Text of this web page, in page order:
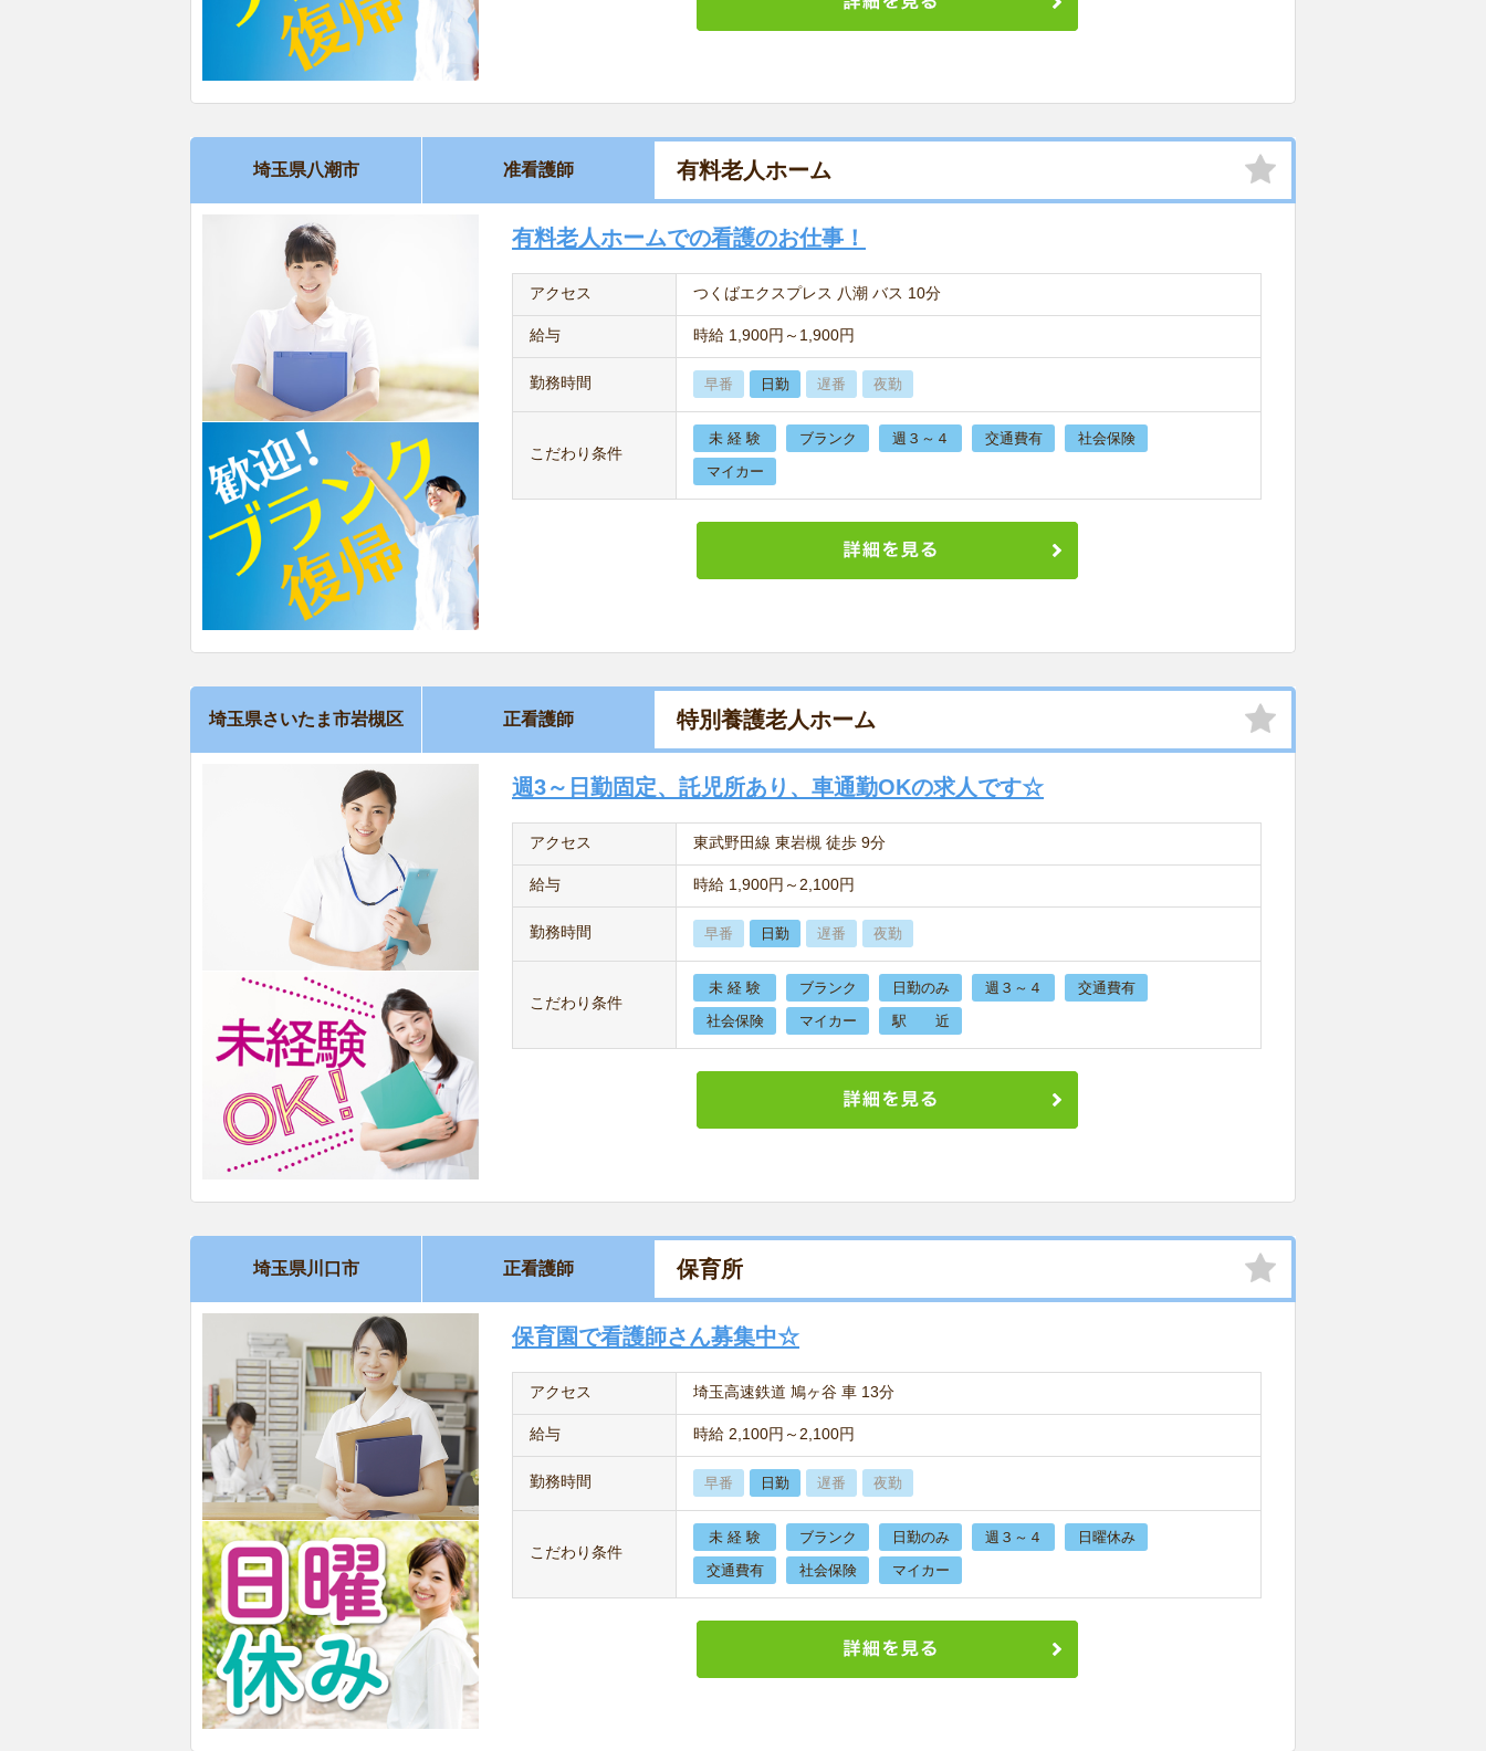
埼玉県八潮市 准看護師 有料老人ホーム
有料老人ホームでの看護のお仕事！
アクセス つくばエクスプレス 八潮 バス 10分
給与 時給 1,900円～1,900円
勤務時間 早番 日勤 遅番 夜勤
こだわり条件
未 経 験 ブランク 週３～４ 交通費有
社会保険
マイカー
埼玉県さいたま市岩槻区 正看護師 特別養護老人ホーム
週3～日勤固定、託児所あり、車通勤OKの求人です☆
アクセス 東武野田線 東岩槻 徒歩 9分
給与 時給 1,900円～2,100円
勤務時間 早番 日勤 遅番 夜勤
こだわり条件
未 経 験 ブランク 日勤のみ 週３～４
交通費有
社会保険
マイカー 駅 近
埼玉県川口市 正看護師 保育所
保育園で看護師さん募集中☆
アクセス 埼玉高速鉄道 鳩ヶ谷 車 13分
給与 時給 2,100円～2,100円
勤務時間 早番 日勤 遅番 夜勤
こだわり条件
未 経 験 ブランク 日勤のみ 週３～４
日曜休み
交通費有
社会保険 マイカー